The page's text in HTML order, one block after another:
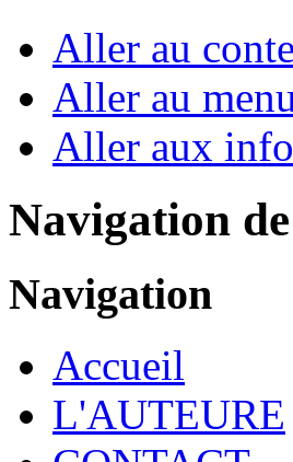
Aller au
Aller au
Aller aux
Navigation
Navigation
Accueil
L'AUTEURE